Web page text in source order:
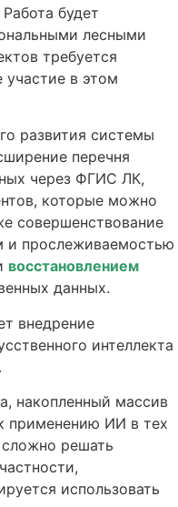
будет
лесными
требуется
участие в этом
развития системы
перечня
через ФГИС ЛК,
которые можно
совершенствование
и прослеживаемостью
восстановлением
данных.
внедрение
интеллекта
накопленный массив
применению ИИ в тех
решать
использовать